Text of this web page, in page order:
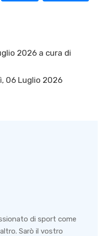
2026 a cura di
06 Luglio 2026
di sport come
Sarò il vostro